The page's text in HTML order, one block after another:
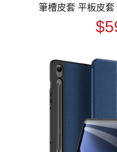
筆槽皮套 平板皮
套 保護殼